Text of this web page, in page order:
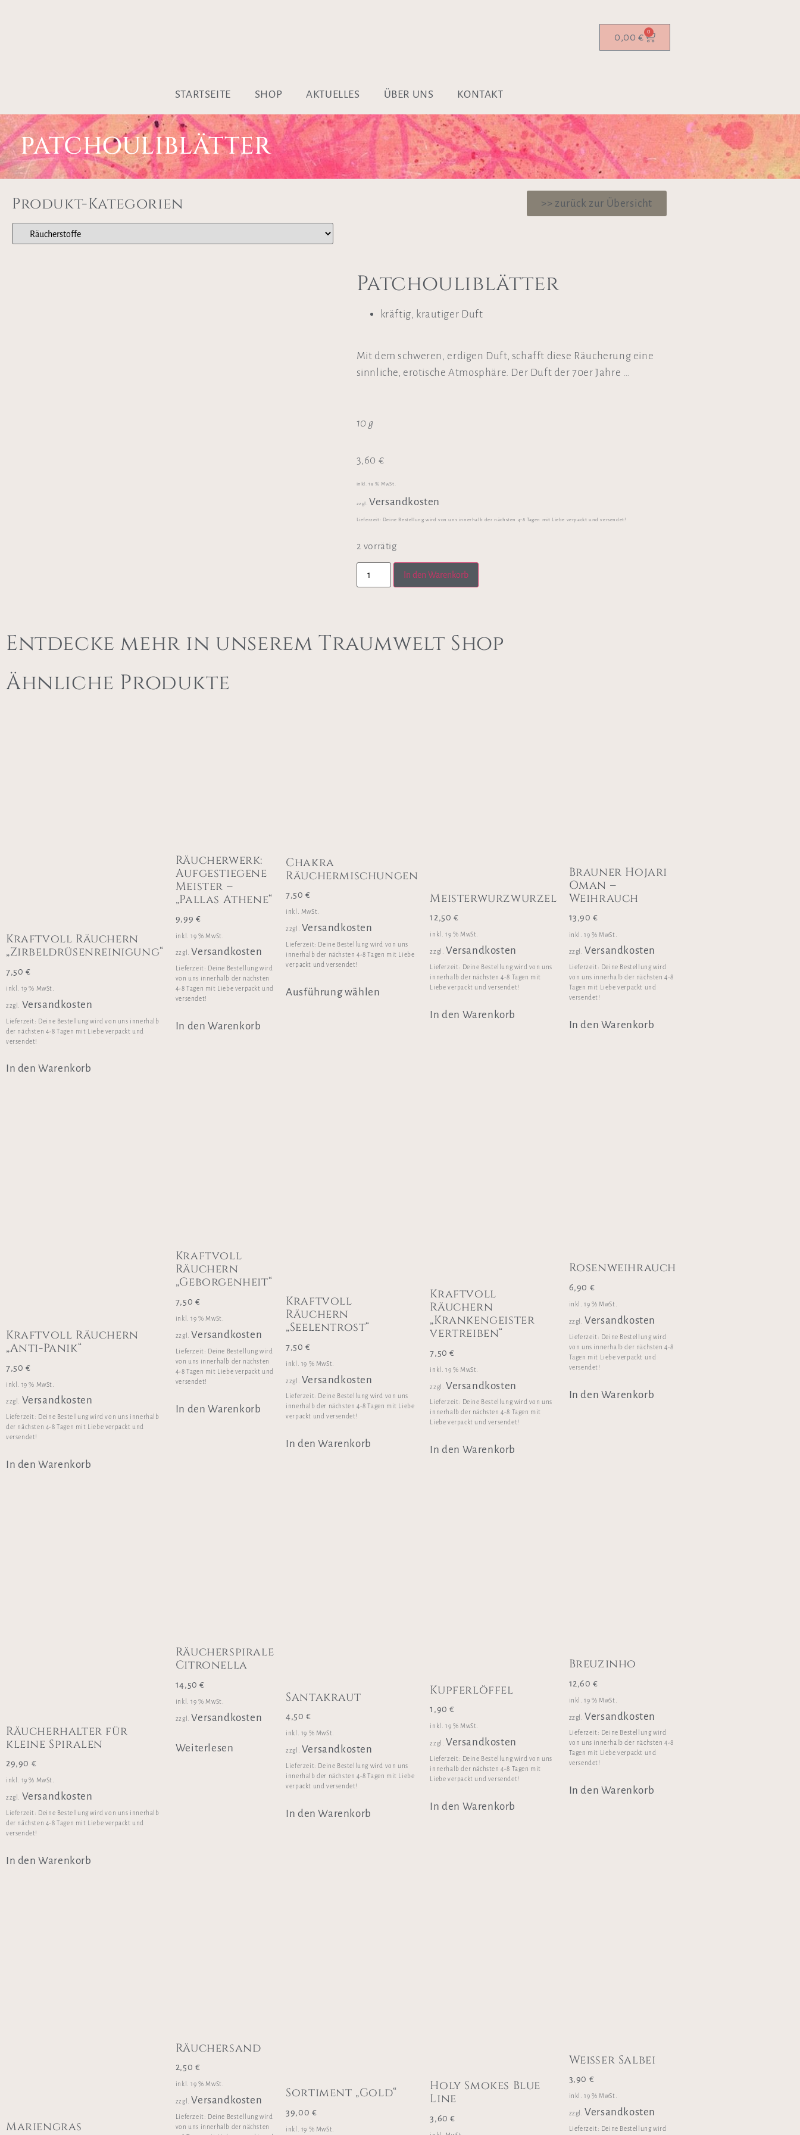
0,00 € 0
STARTSEITE SHOP AKTUELLES ÜBER UNS KONTAKT
PATCHOULIBLÄTTER
Produkt-Kategorien >> zurück zur Übersicht
Patchouliblätter
kräftig, krautiger Duft
Mit dem schweren, erdigen Duft, schafft diese Räucherung eine
sinnliche, erotische Atmosphäre. Der Duft der 70er Jahre …
10 g
3,60 €
inkl. 19 % MwSt.
zzgl. Versandkosten
Lieferzeit: Deine Bestellung wird von uns innerhalb der nächsten 4-8 Tagen mit Liebe verpackt und versendet!
2 vorrätig
In den Warenkorb
Entdecke mehr in unserem Traumwelt Shop
Ähnliche Produkte
Kraftvoll Räuchern
„Zirbeldrüsenreinigung“
7,50 €
inkl. 19 % MwSt.
zzgl. Versandkosten
Lieferzeit: Deine Bestellung wird von uns innerhalb
der nächsten 4-8 Tagen mit Liebe verpackt und
versendet!
In den Warenkorb
Räucherwerk:
Aufgestiegene
Meister –
„Pallas Athene“
9,99 €
inkl. 19 % MwSt.
zzgl. Versandkosten
Lieferzeit: Deine Bestellung wird
von uns innerhalb der nächsten
4-8 Tagen mit Liebe verpackt und
versendet!
In den Warenkorb
Chakra
Räuchermischungen
7,50€
inkl. MwSt.
zzgl. Versandkosten
Lieferzeit: Deine Bestellung wird von uns
innerhalb der nächsten 4-8 Tagen mit Liebe
verpackt und versendet!
Ausführung wählen
Meisterwurzwurzel
12,50€
inkl. 19 % MwSt.
zzgl. Versandkosten
Lieferzeit: Deine Bestellung wird von uns
innerhalb der nächsten 4-8 Tagen mit
Liebe verpackt und versendet!
In den Warenkorb
Brauner Hojari
Oman –
Weihrauch
13,90€
inkl. 19 % MwSt.
zzgl. Versandkosten
Lieferzeit: Deine Bestellung wird
von uns innerhalb der nächsten 4-8
Tagen mit Liebe verpackt und
versendet!
In den Warenkorb
Kraftvoll Räuchern
„Anti-Panik“
7,50 €
inkl. 19 % MwSt.
zzgl. Versandkosten
Lieferzeit: Deine Bestellung wird von uns innerhalb
der nächsten 4-8 Tagen mit Liebe verpackt und
versendet!
In den Warenkorb
Kraftvoll
Räuchern
„Geborgenheit“
7,50 €
inkl. 19 % MwSt.
zzgl. Versandkosten
Lieferzeit: Deine Bestellung wird
von uns innerhalb der nächsten
4-8 Tagen mit Liebe verpackt und
versendet!
In den Warenkorb
Kraftvoll
Räuchern
„Seelentrost“
7,50€
inkl. 19 % MwSt.
zzgl. Versandkosten
Lieferzeit: Deine Bestellung wird von uns
innerhalb der nächsten 4-8 Tagen mit Liebe
verpackt und versendet!
In den Warenkorb
Kraftvoll
Räuchern
„Krankengeister
vertreiben“
7,50€
inkl. 19 % MwSt.
zzgl. Versandkosten
Lieferzeit: Deine Bestellung wird von uns
innerhalb der nächsten 4-8 Tagen mit
Liebe verpackt und versendet!
In den Warenkorb
Rosenweihrauch
6,90 €
inkl. 19 % MwSt.
zzgl. Versandkosten
Lieferzeit: Deine Bestellung wird
von uns innerhalb der nächsten 4-8
Tagen mit Liebe verpackt und
versendet!
In den Warenkorb
Räucherhalter für
kleine Spiralen
29,90 €
inkl. 19 % MwSt.
zzgl. Versandkosten
Lieferzeit: Deine Bestellung wird von uns innerhalb
der nächsten 4-8 Tagen mit Liebe verpackt und
versendet!
In den Warenkorb
Räucherspirale
Citronella
14,50€
inkl. 19 % MwSt.
zzgl. Versandkosten
Weiterlesen
Santakraut
4,50€
inkl. 19 % MwSt.
zzgl. Versandkosten
Lieferzeit: Deine Bestellung wird von uns
innerhalb der nächsten 4-8 Tagen mit Liebe
verpackt und versendet!
In den Warenkorb
Kupferlöffel
1,90€
inkl. 19 % MwSt.
zzgl. Versandkosten
Lieferzeit: Deine Bestellung wird von uns
innerhalb der nächsten 4-8 Tagen mit
Liebe verpackt und versendet!
In den Warenkorb
Breuzinho
12,60€
inkl. 19 % MwSt.
zzgl. Versandkosten
Lieferzeit: Deine Bestellung wird
von uns innerhalb der nächsten 4-8
Tagen mit Liebe verpackt und
versendet!
In den Warenkorb
Mariengras
Räuchersand
2,50 €
inkl. 19 % MwSt.
zzgl. Versandkosten
Lieferzeit: Deine Bestellung wird
von uns innerhalb der nächsten
Sortiment „Gold“
39,00 €
inkl. 19 % MwSt.
Holy Smokes Blue
Line
3,60€
Weißer Salbei
3,90 €
inkl. 19 % MwSt.
zzgl. Versandkosten
Lieferzeit: Deine Bestellung wird